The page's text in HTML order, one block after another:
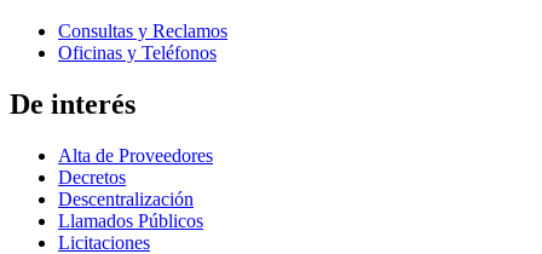
Consultas y Reclamos
Oficinas y Teléfonos
De interés
Alta de Proveedores
Decretos
Descentralización
Llamados Públicos
Licitaciones